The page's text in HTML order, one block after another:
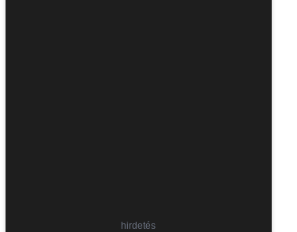
hirdetés